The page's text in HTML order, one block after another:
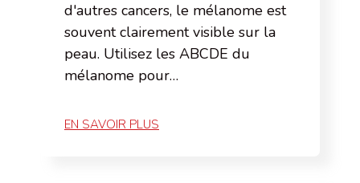
d'autres cancers, le mélanome est
souvent clairement visible sur la
peau. Utilisez les ABCDE du
mélanome pour…
EN SAVOIR PLUS